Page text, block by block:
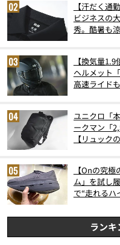
【汗だく通
ビジネスの
秀。酷暑も
【換気量
ヘルメット
高速ライド
ユニクロ「
ークマン「
【リュック
【Onの究
ム」を試し
で“走れるハ
ラン